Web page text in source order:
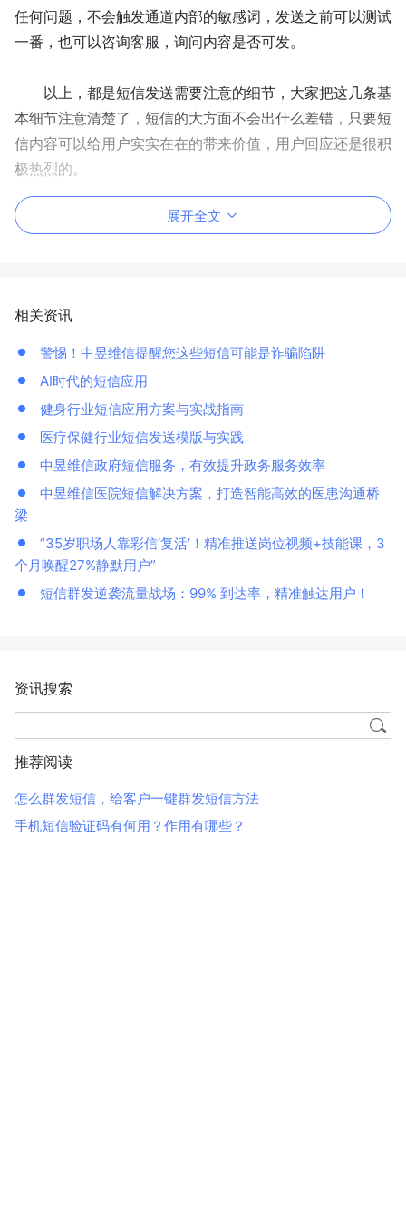
任何问题，不会触发通道内部的敏感词，发送之前可以测试
一番，也可以咨询客服，询问内容是否可发。
以上，都是短信发送需要注意的细节，大家把这几条基
本细节注意清楚了，短信的大方面不会出什么差错， 只要短
信内容可以给用户实实在在的带来价值，用户回应还是很积
极热烈的。
展开全文
相关资讯
警惕！中昱维信提醒您这些短信可能是诈骗陷阱
AI时代的短信应用
健身行业短信应用方案与实战指南
医疗保健行业短信发送模版与实践
中昱维信政府短信服务，有效提升政务服务效率
中昱维信医院短信解决方案，打造智能高效的医患沟通桥
梁
“35岁职场人靠彩信‘复活’！精准推送岗位视频+技能课，3
个月唤醒27%静默用户”
短信群发逆袭流量战场：99% 到达率，精准触达用户！
资讯搜索
推荐阅读
怎么群发短信，给客户一键群发短信方法
手机短信验证码有何用？作用有哪些？